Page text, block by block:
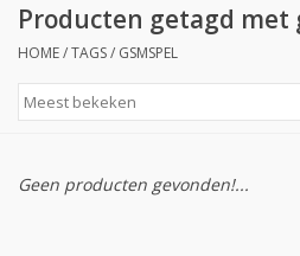
Beloningsdozen
Nieuw
Prijs
Producten getagd met
HOME/TAGS/ GSMSPEL
Geen producten gevonden!...